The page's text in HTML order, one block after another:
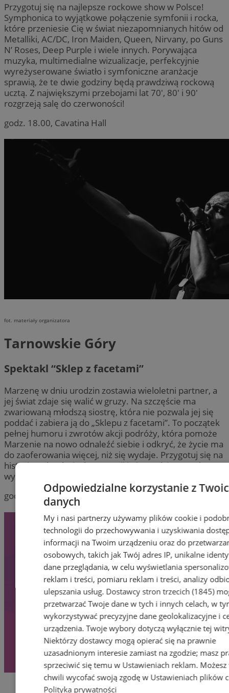
Przygotuj się na najlepsze rockowe show w Polsce!
Symphonica to wyjątkowe połączenie symfonii i rocka,
które przeniesie Cię w świat niezapomnianych hitów od
Metalliki, AC/DC, Iron Maiden, Queen, Nirvany, po Guns
N’ Roses, Deep Purple i wiele innych. Porywająca
muzyka, multimedialne wizualizacje, perfekcyjnie
wyreżyserowane światło i symfoniczne aranżacje
sprawią, że te dwie godziny będą prawdziwą rockową
ucztą. Z największymi przebojami lat 70′, 80′ i 90′
rozgrzeją salę do czerwoności!
godz. 18.00, Cavatina Hall
fot. materiały organizatora
Tarnowskie Góry
Spektakl “Sklep z facetami”
Marzenę w dniu urodzin zostawia wieloletni partner, a
jej świat zdaje się walić w gruzy. Na szczęście ma
zwariowaną młodszą siostrę, która nie pozwala jej się
poddać i zabiera ją do „Sklepu z facetami”. To początek
pełnej humoru i zwrotów akcji podróży, która pomoże
Marzenie na nowo odnaleźć siebie i odkryć, że życie ma
do zaoferowania więcej, niż się wydaje. Przygotuj się na
historię pełną śmiechu, emocji i niespodziewanych
wydarzeń!
godz. 19.00, Tarogórskie Centrum Kultury
Odpowiedzialne korzystanie z
danych
My i nasi partnerzy używamy plików cookie i
technologii do przechowywania i uzyskiwania
informacji na Twoim urządzeniu oraz do
osobowych, takich jak Twój adres IP, unikalne
dane przeglądania, w celu wyświetlania
reklam i treści, pomiaru reklam i treści, analizy
ulepszania usług. Dostawcy stron trzecich (1845)
przetwarzać Twoje dane w tych i innych celach, w
wykorzystywać precyzyjne dane geolokalizacyjne i
urządzenia. Twoje wybory dotyczą wyłącznie tej
Niektórzy dostawcy mogą opierać się na prawnie
uzasadnionym interesie zamiast na zgodzie; masz
sprzeciwić się temu w Ustawieniach reklam.
chwili wycofać swoją zgodę w Ustawieniach plików
Polityka prywatności